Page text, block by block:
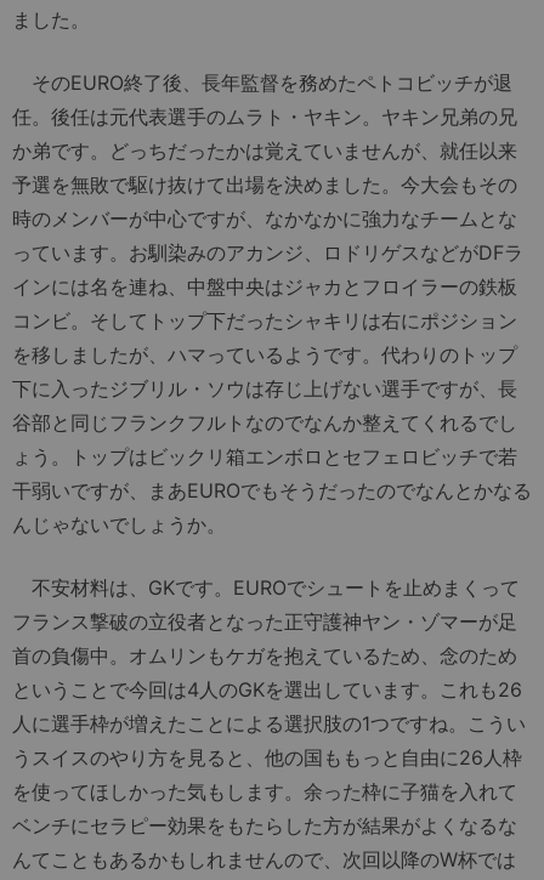
ました。
そのEURO終了後、長年監督を務めたペトコビッチが退
任。後任は元代表選手のムラト・ヤキン。ヤキン兄弟の兄
か弟です。どっちだったかは覚えていませんが、就任以来
予選を無敗で駆け抜けて出場を決めました。今大会もその
時のメンバーが中心ですが、なかなかに強力なチームとな
っています。お馴染みのアカンジ、ロドリゲスなどがDFラ
インには名を連ね、中盤中央はジャカとフロイラーの鉄板
コンビ。そしてトップ下だったシャキリは右にポジション
を移しましたが、ハマっているようです。代わりのトップ
下に入ったジブリル・ソウは存じ上げない選手ですが、長
谷部と同じフランクフルトなのでなんか整えてくれるでし
ょう。トップはビックリ箱エンボロとセフェロビッチで若
干弱いですが、まあEUROでもそうだったのでなんとかなる
んじゃないでしょうか。
不安材料は、GKです。EUROでシュートを止めまくって
フランス撃破の立役者となった正守護神ヤン・ゾマーが足
首の負傷中。オムリンもケガを抱えているため、念のため
ということで今回は4人のGKを選出しています。これも26
人に選手枠が増えたことによる選択肢の1つですね。こうい
うスイスのやり方を見ると、他の国ももっと自由に26人枠
を使ってほしかった気もします。余った枠に子猫を入れて
ベンチにセラピー効果をもたらした方が結果がよくなるな
んてこともあるかもしれませんので、次回以降のW杯では